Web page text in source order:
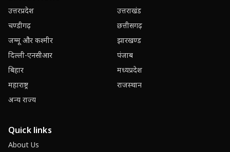
उत्तरप्रदेश
उत्तराखंड
चण्डीगढ़
छत्तीसगढ़
जम्मू और कश्मीर
झारखण्ड
दिल्ली-एनसीआर
पंजाब
बिहार
मध्यप्रदेश
महाराष्ट्र
राजस्थान
अन्य राज्य
Quick links
About Us